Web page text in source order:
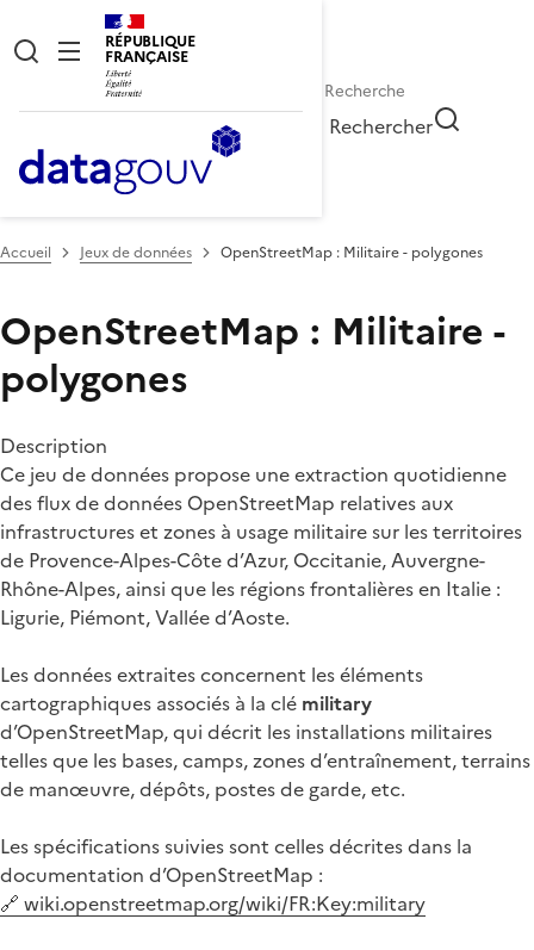
RÉPUBLIQUE
FRANÇAISE
Rechercher
Accueil Jeux de données OpenStreetMap : Militaire - polygones
OpenStreetMap : Militaire -
polygones
Description
Ce jeu de données propose une extraction quotidienne
des flux de données OpenStreetMap relatives aux
infrastructures et zones à usage militaire sur les territoires
de Provence-Alpes-Côte d’Azur, Occitanie, Auvergne-
Rhône-Alpes, ainsi que les régions frontalières en Italie :
Ligurie, Piémont, Vallée d’Aoste.
Les données extraites concernent les éléments
cartographiques associés à la clé military
d’OpenStreetMap, qui décrit les installations militaires
telles que les bases, camps, zones d’entraînement, terrains
de manœuvre, dépôts, postes de garde, etc.
Les spécifications suivies sont celles décrites dans la
documentation d’OpenStreetMap :
🔗 wiki.openstreetmap.org/wiki/FR:Key:military